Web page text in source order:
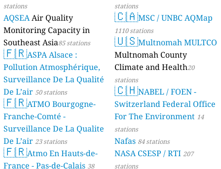
stations
AQSEAAir Quality
Monitoring Capacity in
Southeast Asia85 stations
🇫🇷ASPA Alsace :
Pollution Atmosphérique,
Surveillance De La Qualité
De L’air 50 stations
🇫🇷ATMO Bourgogne-
Franche-Comté -
Surveillance De La Qualite
De L’air 23 stations
🇫🇷Atmo En Hauts-de-
France - Pas-de-Calais 38
stations
🇨🇦MSC / UNBC AQMap
1110 stations
🇺🇸Multnomah MULTCO
Multnomah County
Climate and Health20
stations
🇨🇭NABEL / FOEN -
Switzerland Federal Office
For The Environment 14
stations
Nafas 84 stations
NASA CSESP / RTI 207
stations